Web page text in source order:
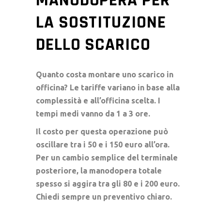
LA SOSTITUZIONE
DELLO SCARICO
Quanto costa montare uno scarico in
officina? Le tariffe variano in base alla
complessità e all’officina scelta. I
tempi medi vanno da 1 a 3 ore.
Il costo per questa operazione può
oscillare tra i 50 e i 150 euro all’ora.
Per un cambio semplice del terminale
posteriore, la manodopera totale
spesso si aggira tra gli 80 e i 200 euro.
Chiedi sempre un preventivo chiaro.